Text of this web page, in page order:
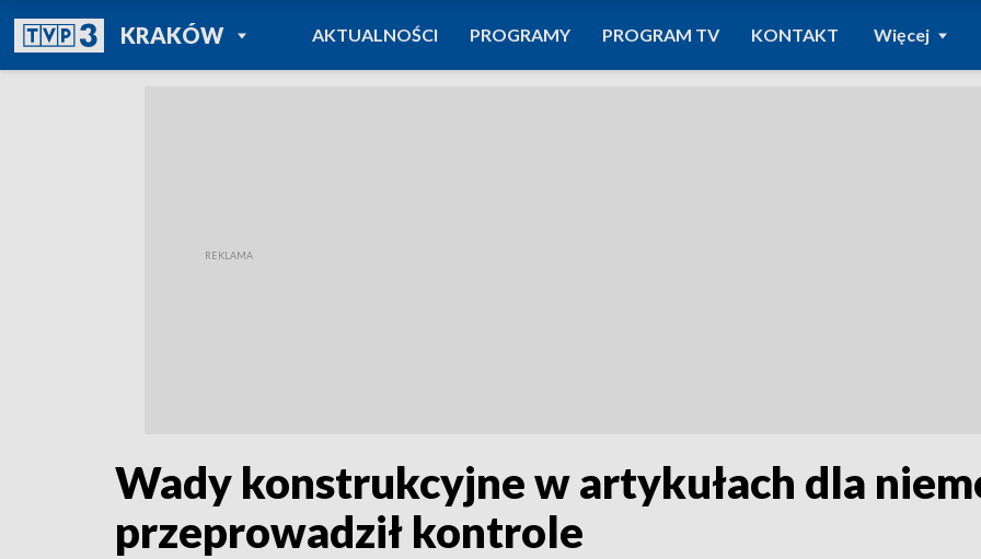
KRAKÓWPOWRÓT DO
TVP REGIONY
AKTUALNOŚCI PROGRAMY PROGRAM TV KONTAKT Więcej
Wady konstrukcyjne w artykułach dla
przeprowadził kontrole